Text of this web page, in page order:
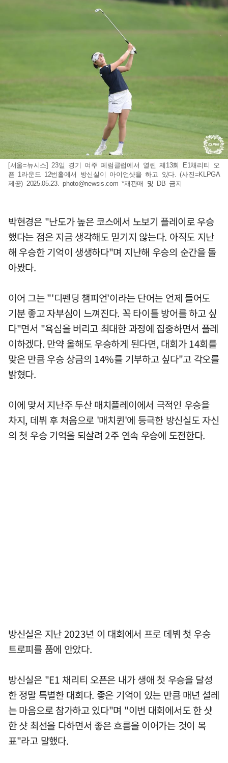
[서울=뉴시스] 23일 경기 여주 페럼클럽에서 열린 제13회 E1채리티 오
픈 1라운드 12번홀에서 방신실이 아이언샷을 하고 있다. (사진=KLPGA
제공) 2025.05.23.photo@newsis.com *재판매 및 DB 금지
박현경은 "난도가 높은 코스에서 노보기 플레이로 우승
했다는 점은 지금 생각해도 믿기지 않는다. 아직도 지난
해 우승한 기억이 생생하다"며 지난해 우승의 순간을 돌
아봤다.
이어 그는 "'디펜딩 챔피언'이라는 단어는 언제 들어도
기분 좋고 자부심이 느껴진다. 꼭 타이틀 방어를 하고 싶
다"면서 "욕심을 버리고 최대한 과정에 집중하면서 플레
이하겠다. 만약 올해도 우승하게 된다면, 대회가 14회를
맞은 만큼 우승 상금의 14%를 기부하고 싶다"고 각오를
밝혔다.
이에 맞서 지난주 두산 매치플레이에서 극적인 우승을
차지, 데뷔 후 처음으로 '매치퀸'에 등극한 방신실도 자신
의 첫 우승 기억을 되살려 2주 연속 우승에 도전한다.
방신실은 지난 2023년 이 대회에서 프로 데뷔 첫 우승
트로피를 품에 안았다.
방신실은 "E1 채리티 오픈은 내가 생애 첫 우승을 달성
한 정말 특별한 대회다. 좋은 기억이 있는 만큼 매년 설레
는 마음으로 참가하고 있다"며 "이번 대회에서도 한 샷
한 샷 최선을 다하면서 좋은 흐름을 이어가는 것이 목
표"라고 말했다.